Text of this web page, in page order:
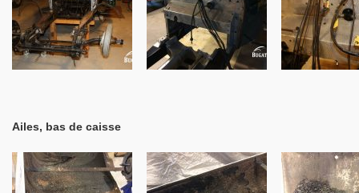
Ailes, bas de caisse